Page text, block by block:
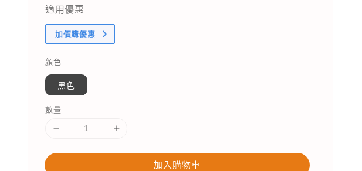
適用優惠
加價購優惠
顏色
黑色
數量
加入購物車